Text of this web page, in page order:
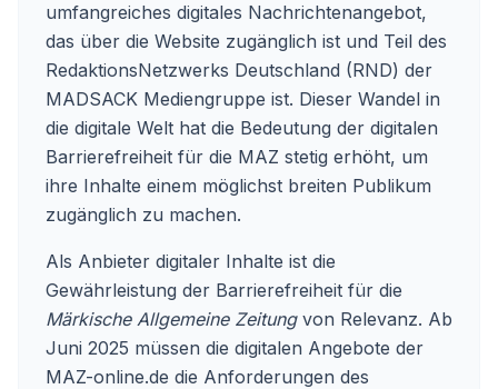
umfangreiches digitales Nachrichtenangebot,
das über die Website zugänglich ist und Teil des
RedaktionsNetzwerks Deutschland (RND) der
MADSACK Mediengruppe ist. Dieser Wandel in
die digitale Welt hat die Bedeutung der digitalen
Barrierefreiheit für die MAZ stetig erhöht, um
ihre Inhalte einem möglichst breiten Publikum
zugänglich zu machen.
Als Anbieter digitaler Inhalte ist die
Gewährleistung der Barrierefreiheit für die
Märkische Allgemeine Zeitungvon Relevanz. Ab
Juni 2025 müssen die digitalen Angebote der
MAZ-online.de die Anforderungen des